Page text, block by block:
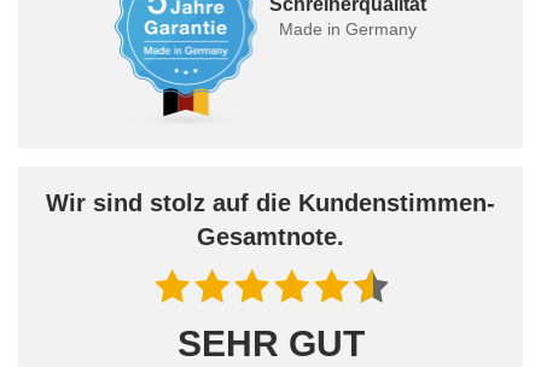
Made in Germany
Wir sind stolz auf die Kundenstimmen-
Gesamtnote.
SEHR GUT